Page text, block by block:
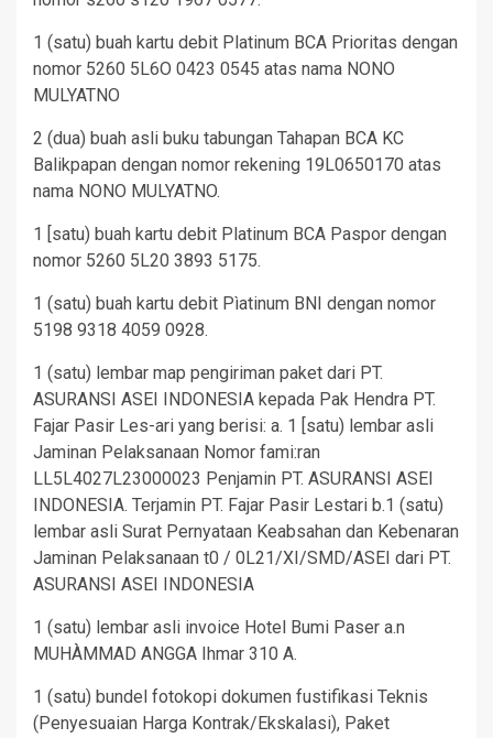
1 (satu) buah kartu debit Platinum BCA Prioritas dengan
nomor 5260 5L6O 0423 0545 atas nama NONO
MULYATNO
2 (dua) buah asli buku tabungan Tahapan BCA KC
Balikpapan dengan nomor rekening 19L0650170 atas
nama NONO MULYATNO.
1 [satu) buah kartu debit Platinum BCA Paspor dengan
nomor 5260 5L20 3893 5175.
1 (satu) buah kartu debit Pìatinum BNI dengan nomor
5198 9318 4059 0928.
1 (satu) lembar map pengiriman paket dari PT.
ASURANSI ASEI INDONESIA kepada Pak Hendra PT.
Fajar Pasir Les-ari yang berisi: a. 1 [satu) lembar asli
Jaminan Pelaksanaan Nomor fami:ran
LL5L4027L23000023 Penjamin PT. ASURANSI ASEI
INDONESIA. Terjamin PT. Fajar Pasir Lestari b.1 (satu)
lembar asli Surat Pernyataan Keabsahan dan Kebenaran
Jaminan Pelaksanaan t0 / 0L21/XI/SMD/ASEI dari PT.
ASURANSI ASEI INDONESIA
1 (satu) lembar asli invoice Hotel Bumi Paser a.n
MUHÀMMAD ANGGA Ihmar 310 A.
1 (satu) bundel fotokopi dokumen fustifikasi Teknis
(Penyesuaian Harga Kontrak/Ekskalasi), Paket